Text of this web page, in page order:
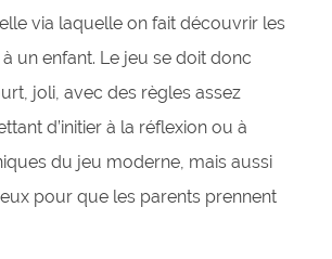
via laquelle on fait découvrir les
un enfant. Le jeu se doit donc
joli, avec des règles assez
d’initier à la réflexion ou à
du jeu moderne, mais aussi
pour que les parents prennent